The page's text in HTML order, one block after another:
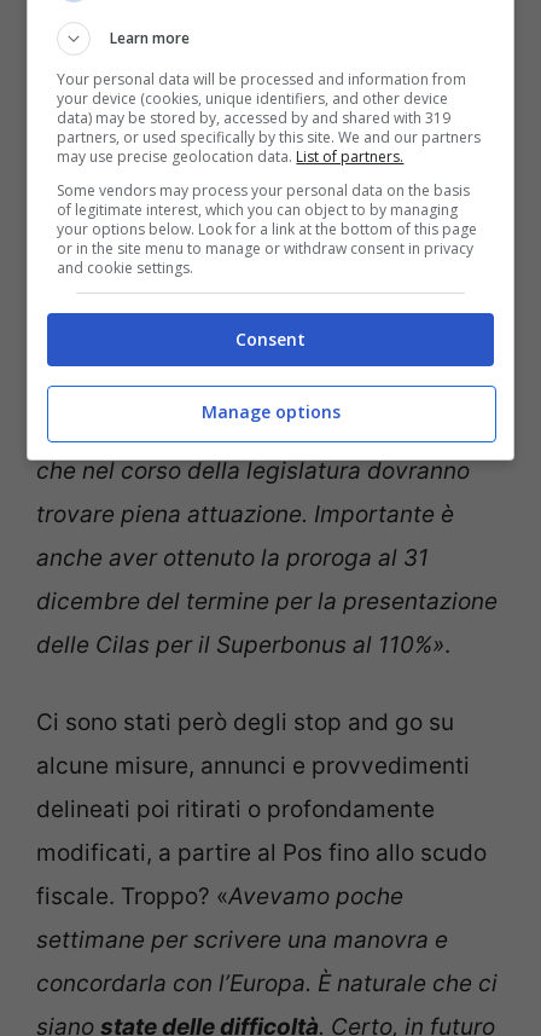
settantacinquenni, stiamo lavorando per
ottenere la detassazione e la
decontribuzione per le assunzioni di
giovani da parte delle imprese, che
avrebbero la grande convenienza ad
assumere con un costo uguale allo
stipendio.Oggi, come è noto, il costo
dell’azienda per uno stipendio, ad
esempio, di 1.500 euro è di 3.300 euro,
. Si tratta di proposte di FI
che nel corso della legislatura dovranno
trovare piena attuazione. Importante è
anche aver ottenuto la proroga al 31
dicembre del termine per la presentazione
delle Cilas per il Superbonus al 110%».
Ci sono stati però degli stop and go su
alcune misure, annunci e provvedimenti
delineati poi ritirati o profondamente
modificati, a partire al Pos fino allo scudo
fiscale. Troppo? «Avevamo poche
settimane per scrivere una manovra e
concordarla con l’Europa. È naturale che ci
siano state delle difficoltà. Certo, in futuro
Learn more
Your personal data will be processed and information from
your device (cookies, unique identifiers, and other device
data) may be stored by, accessed by and shared with 319
partners, or used specifically by this site. We and our partners
may use precise geolocation data. List of partners.
Some vendors may process your personal data on the basis
of legitimate interest, which you can object to by managing
your options below. Look for a link at the bottom of this page
or in the site menu to manage or withdraw consent in privacy
and cookie settings.
Consent
Manage options